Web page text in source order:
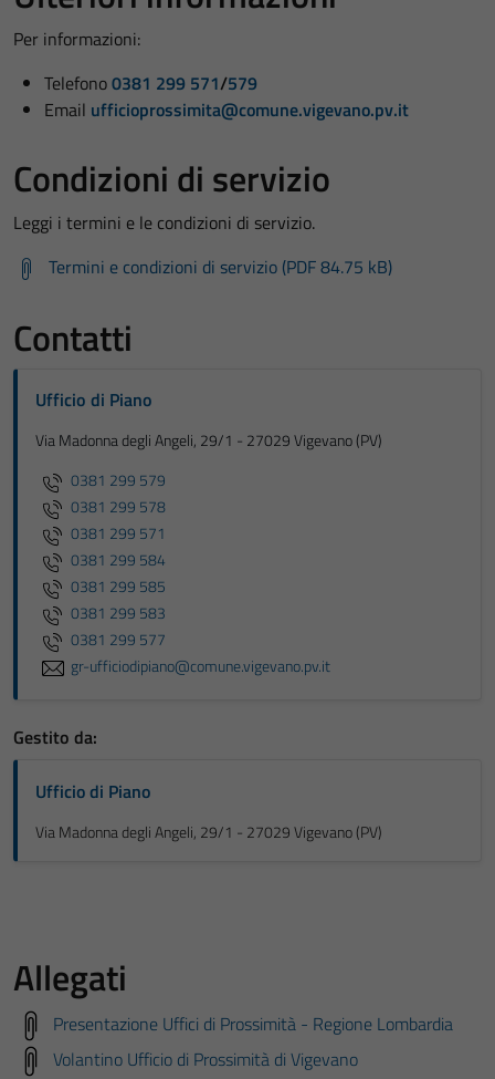
Per informazioni:
Telefono0381 299 571/579
Email ufficioprossimita@comune.vigevano.pv.it
Condizioni di servizio
Leggi i termini e le condizioni di servizio.
Termini e condizioni di servizio (PDF 84.75 kB)
Contatti
Ufficio di Piano
Via Madonna degli Angeli, 29/1 - 27029 Vigevano (PV)
0381 299 579
0381 299 578
0381 299 571
0381 299 584
0381 299 585
0381 299 583
0381 299 577
gr-ufficiodipiano@comune.vigevano.pv.it
Gestito da:
Ufficio di Piano
Via Madonna degli Angeli, 29/1 - 27029 Vigevano (PV)
Allegati
Presentazione Uffici di Prossimità - Regione Lombardia
Volantino Ufficio di Prossimità di Vigevano